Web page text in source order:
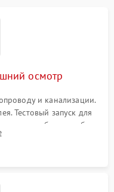
осмотр
и канализации.
Тестовый запуск для
или сбоев в работе